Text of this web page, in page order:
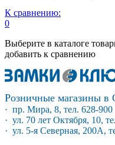
К сравнению:
0
Выберите в каталоге
добавить к сравнению
Розничные магазины в
· пр. Мира, 8, тел. 628-900
· ул. 70 лет Октября, 10,
· ул. 5-я Северная, 200А,